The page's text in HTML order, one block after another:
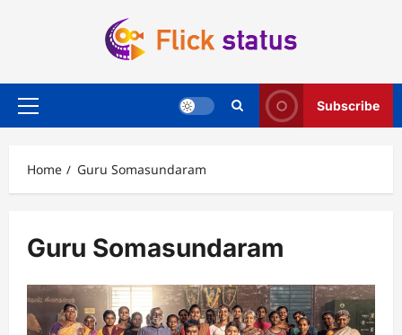
Primary
Subscribe
Home Guru Somasundaram
Guru Somasundaram